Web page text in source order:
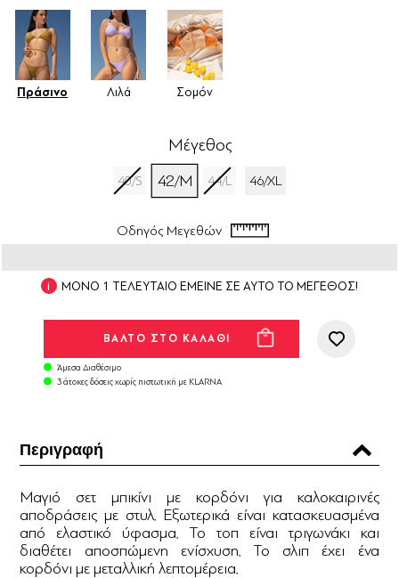
Πράσινο Λιλά Σομόν
Μέγεθος
40/S 42/M 44/L 46/XL
Οδηγός Μεγεθών
ΜΟΝΟ 1 ΤΕΛΕΥΤΑΙΟ ΕΜΕΙΝΕ ΣΕ ΑΥΤΟ ΤΟ ΜΕΓΕΘΟΣ!
Άμεσα Διαθέσιμο
3 άτοκες δόσεις χωρίς πιστωτική με KLARNA
Περιγραφή
Μαγιό σετ μπικίνι με κορδόνι για καλοκαιρινές
αποδράσεις με στυλ. Εξωτερικά είναι κατασκευασμένα
από ελαστικό ύφασμα. Το τοπ είναι τριγωνάκι και
διαθέτει αποσπώμενη ενίσχυση. Το σλιπ έχει ένα
κορδόνι με μεταλλική λεπτομέρεια.